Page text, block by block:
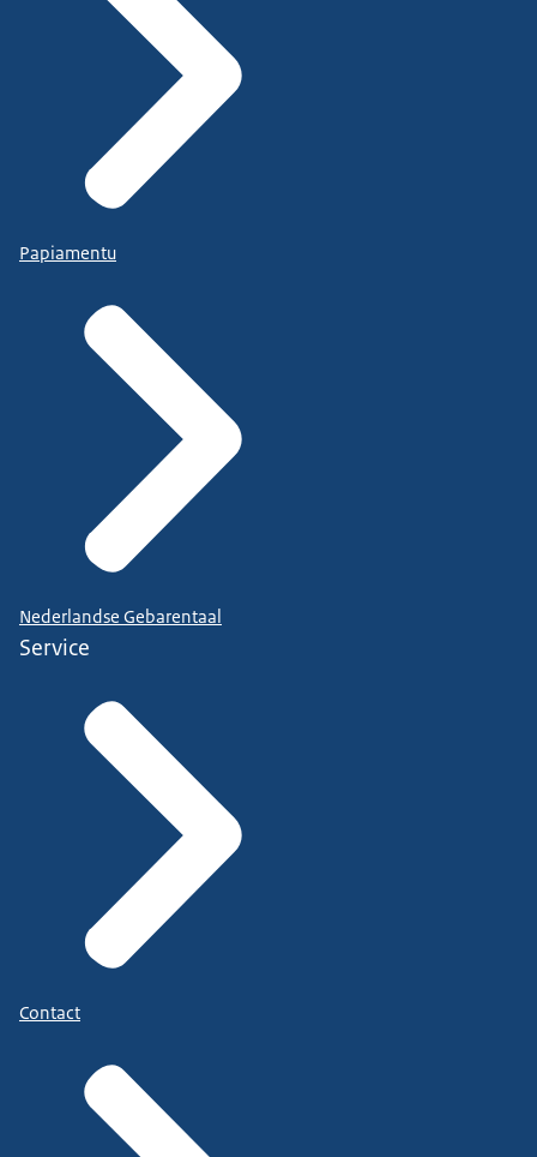
Papiamentu
Nederlandse Gebarentaal
Service
Contact